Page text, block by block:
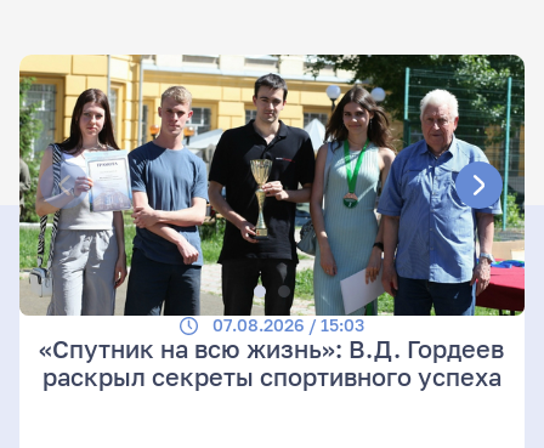
07.08.2026 / 15:03
«Спутник на всю жизнь»: В.Д. Гордеев
раскрыл секреты спортивного успеха